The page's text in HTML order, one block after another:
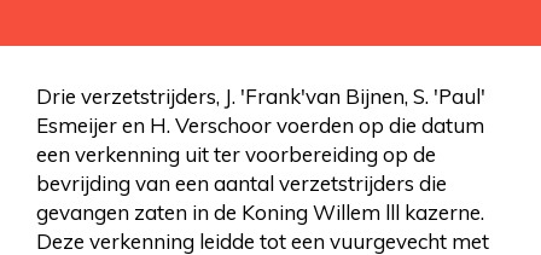
Drie verzetstrijders, J. 'Frank'van Bijnen, S. 'Paul'
Esmeijer en H. Verschoor voerden op die datum
een verkenning uit ter voorbereiding op de
bevrijding van een aantal verzetstrijders die
gevangen zaten in de Koning Willem lll kazerne.
Deze verkenning leidde tot een vuurgevecht met